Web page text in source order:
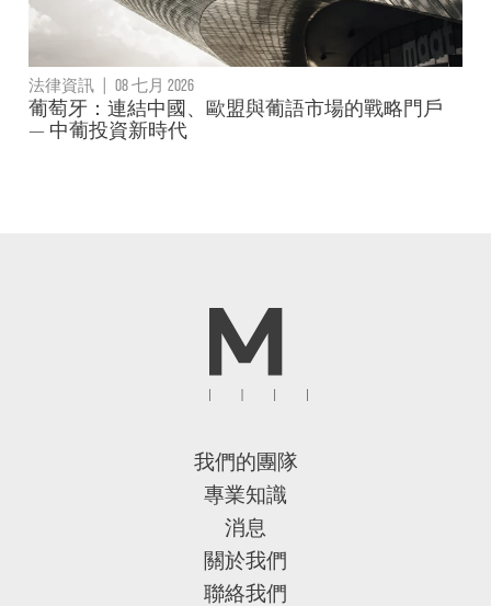
法律資訊 | 08 七月 2026
葡萄牙：連結中國、歐盟與葡語市場的戰略門戶
— 中葡投資新時代
我們的團隊
專業知識
消息
關於我們
聯絡我們